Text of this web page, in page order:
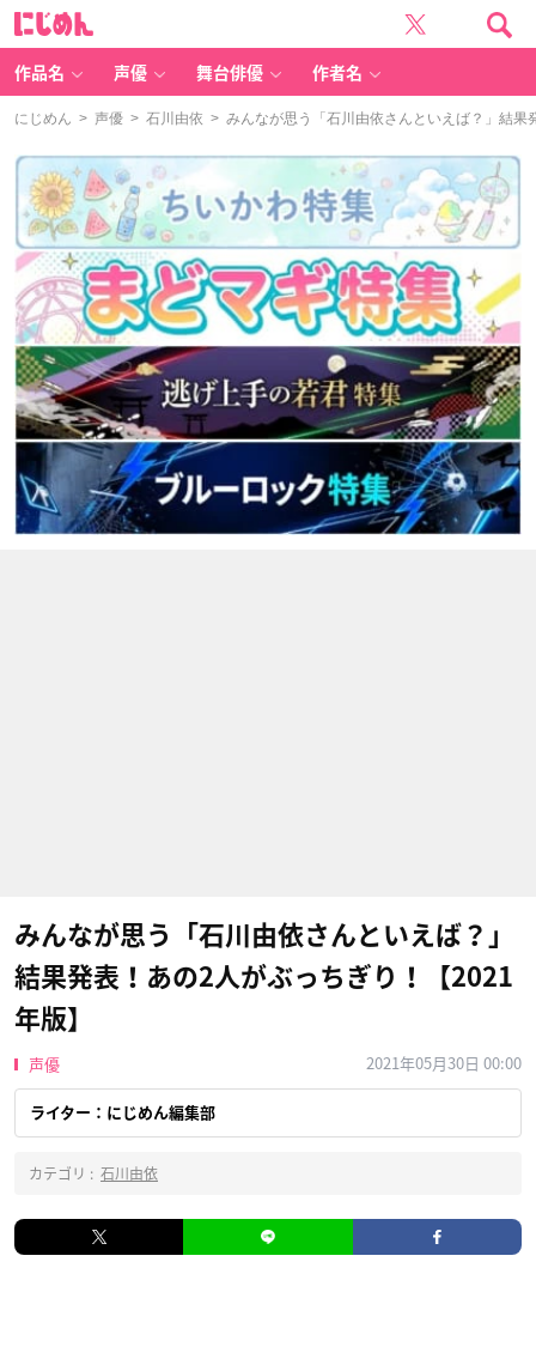
作品名 声優 舞台俳優 作者名
にじめん > 声優 > 石川由依 > みんなが思う「石川由依さんといえば？」結
みんなが思う「石川由依さんといえば？」
結果発表！あの2人がぶっちぎり！【2021
年版】
声優 2021年05月30日 00:00
ライター：にじめん編集部
カテゴリ : 石川由依